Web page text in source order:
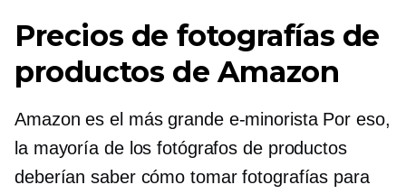
Precios de fotografías de
productos de Amazon
Amazon es el más grande e-minoristaPor eso,
la mayoría de los fotógrafos de productos
deberían saber cómo tomar fotografías para